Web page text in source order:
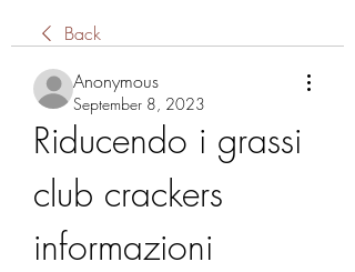
Back
Anonymous
September 8, 2023
Riducendo i grassi
club crackers
informazioni